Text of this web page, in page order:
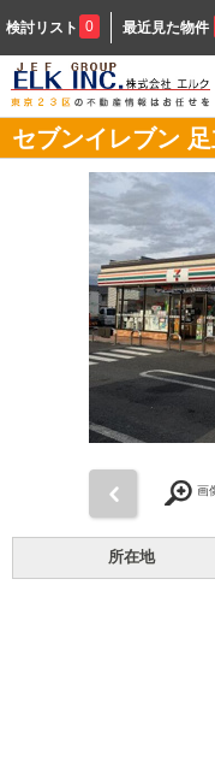
検討リスト 0 最近見た物件
セブンイレブン
画
所在地